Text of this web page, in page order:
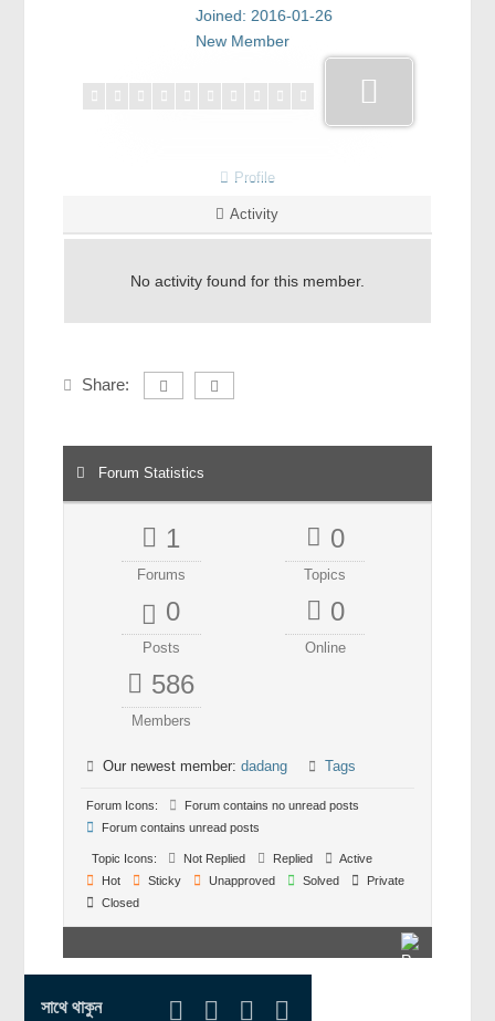
পরিবেশ বিজ্ঞান
কম্পিউটার সায়েন্স
ইলেকট্রিক্যাল ইঞ্জিনিয়ারিং
মহাকাশ বিজ্ঞান
আমাদের সৌরজগৎ
সৌরজগত ছাড়িয়ে
সমাজতত্ত্ব
বিজ্ঞানীদের কথা
বাংলাদেশী বিজ্ঞানী
বিদেশী বিজ্ঞানী
Joined: 2016-01-26
New Member
Profile
Activity
No activity found for this member.
Share:
Forum Statistics
1
Forums
0
Topics
0
Posts
0
Online
586
Members
Our newest member:dadang Tags
Forum Icons:
Forum contains no unread posts
Forum contains unread posts
Topic Icons: Not Replied Replied
Active
Hot
Sticky Unapproved Solved
Private
Closed
সাথে থাকুন